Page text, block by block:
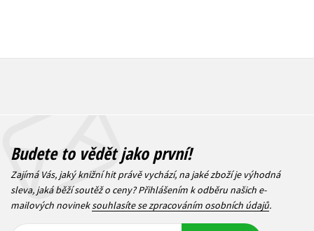
Budete to vědět jako první!
Zajímá Vás, jaký knižní hit právě vychází, na jaké zboží je výhodná
sleva, jaká běží soutěž o ceny? Přihlášením k odběru našich e-
mailových novineksouhlasíte se zpracováním osobních údajů.